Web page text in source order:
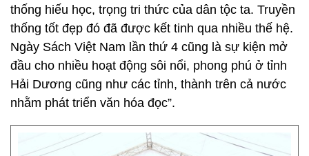
thống hiếu học, trọng tri thức của dân tộc ta. Truyền
thống tốt đẹp đó đã được kết tinh qua nhiều thế hệ.
Ngày Sách Việt Nam lần thứ 4 cũng là sự kiện mở
đầu cho nhiều hoạt động sôi nổi, phong phú ở tỉnh
Hải Dương cũng như các tỉnh, thành trên cả nước
nhằm phát triển văn hóa đọc”.